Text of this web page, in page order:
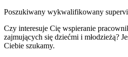
Poszukiwany wykwalifikowany
Czy interesuje Cię wspieranie
zajmujących się dziećmi i młodzieżą?
Ciebie szukamy.